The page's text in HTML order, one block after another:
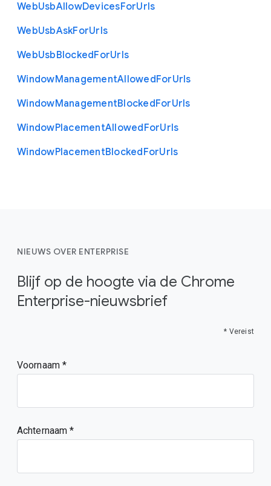
WebUsbAllowDevicesForUrls
WebUsbAskForUrls
WebUsbBlockedForUrls
WindowManagementAllowedForUrls
WindowManagementBlockedForUrls
WindowPlacementAllowedForUrls
WindowPlacementBlockedForUrls
NIEUWS OVER ENTERPRISE
Blijf op de hoogte via de Chrome
Enterprise-nieuwsbrief
* Vereist
Voornaam
Achternaam